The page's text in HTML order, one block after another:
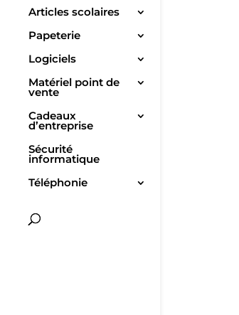
Articles scolaires
Papeterie
Logiciels
Matériel point de
vente
Cadeaux
d’entreprise
Sécurité
informatique
Téléphonie